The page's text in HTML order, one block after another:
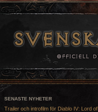
SENASTE NYHETER
Trailer och introfilm för Diablo IV: Lord